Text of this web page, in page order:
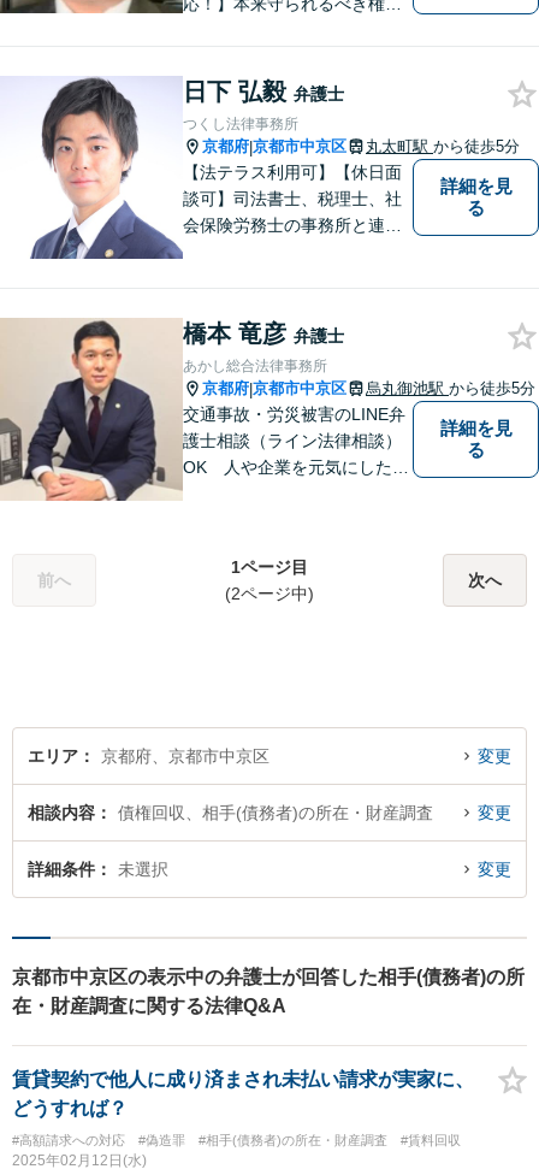
弁護してまいります。お一人
お一人の心情に寄り添いま
す。まずはご相談ください。
【完全個室】
日下 弘毅 弁護士
つくし法律事務所
京都府|京都市中京区 丸太町駅 から徒歩5分
【法テラス利用可】【休日面
談可】司法書士、税理士、社
会保険労務士の事務所と連携
す。法律問題に対して安心と
次の一歩を踏み出す勇気を与
えるアドバイスを心がけてお
ります。
詳細を見
る
橋本 竜彦 弁護士
あかし総合法律事務所
京都府|京都市中京区 烏丸御池駅 から徒歩5分
交通事故・労災被害のLINE弁
護士相談（ライン法律相談）
OK 人や企業を元気にした
出すことを心がけています。
詳細を見
る
前へ
1ページ目
(2ページ中)
次へ
エリア 京都府、京都市中京区 変更
相談内容 債権回収、相手(債務者)の所在・財産調査 変更
詳細条件 未選択 変更
京都市中京区の表示中の弁護士が回答した相手(債務者)の所
在・財産調査に関する法律Q&A
賃貸契約で他人に成り済まされ未払い請求が実家に、
どうすれば？
#高額請求への対応 #偽造罪 #相手(債務者)の所在・財産調査 #賃料回収
2025年02月12日(水)